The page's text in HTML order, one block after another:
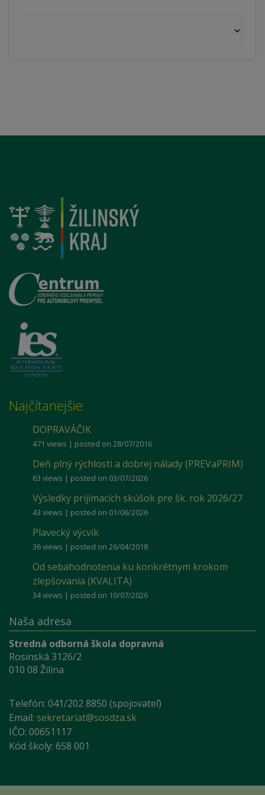
Najčítanejšie
DOPRAVÁČIK
471 views | posted on 28/07/2016
Deň plný rýchlosti a dobrej nálady (PREVaPRIM)
63 views | posted on 03/07/2026
Výsledky prijímacích skúšok pre šk. rok 2026/27
43 views | posted on 01/06/2026
Plavecký výcvik
36 views | posted on 26/04/2018
Od sebahodnotenia ku konkrétnym krokom
zlepšovania (KVALITA)
34 views | posted on 10/07/2026
Naša adresa
Stredná odborná škola dopravná
Rosinská 3126/2
010 08 Žilina
Telefón: 041/202 8850 (spojovateľ)
Email: sekretariat@sosdza.sk
IČO: 00651117
Kód školy: 658 001